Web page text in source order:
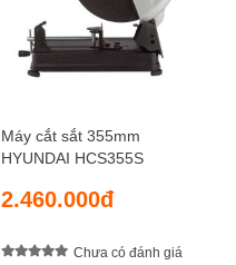
Máy cắt sắt 355mm
HYUNDAI HCS355S
2.460.000đ
Chưa có đánh giá